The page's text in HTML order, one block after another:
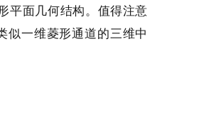
平面几何结构。值得注意
似一维菱形通道的三维中